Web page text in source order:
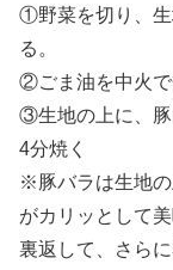
①野菜を切り、生
る。
②ごま油を中火で
③生地の上に、豚
4分焼く
※豚バラは生地
がカリッとして
裏返して、さら